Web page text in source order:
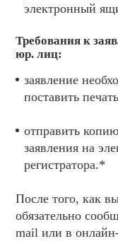
электронный
Требования к
юр. лиц:
заявление
поставить
отправить
заявления на
регистратора.*
После того, как
обязательно
mail или в